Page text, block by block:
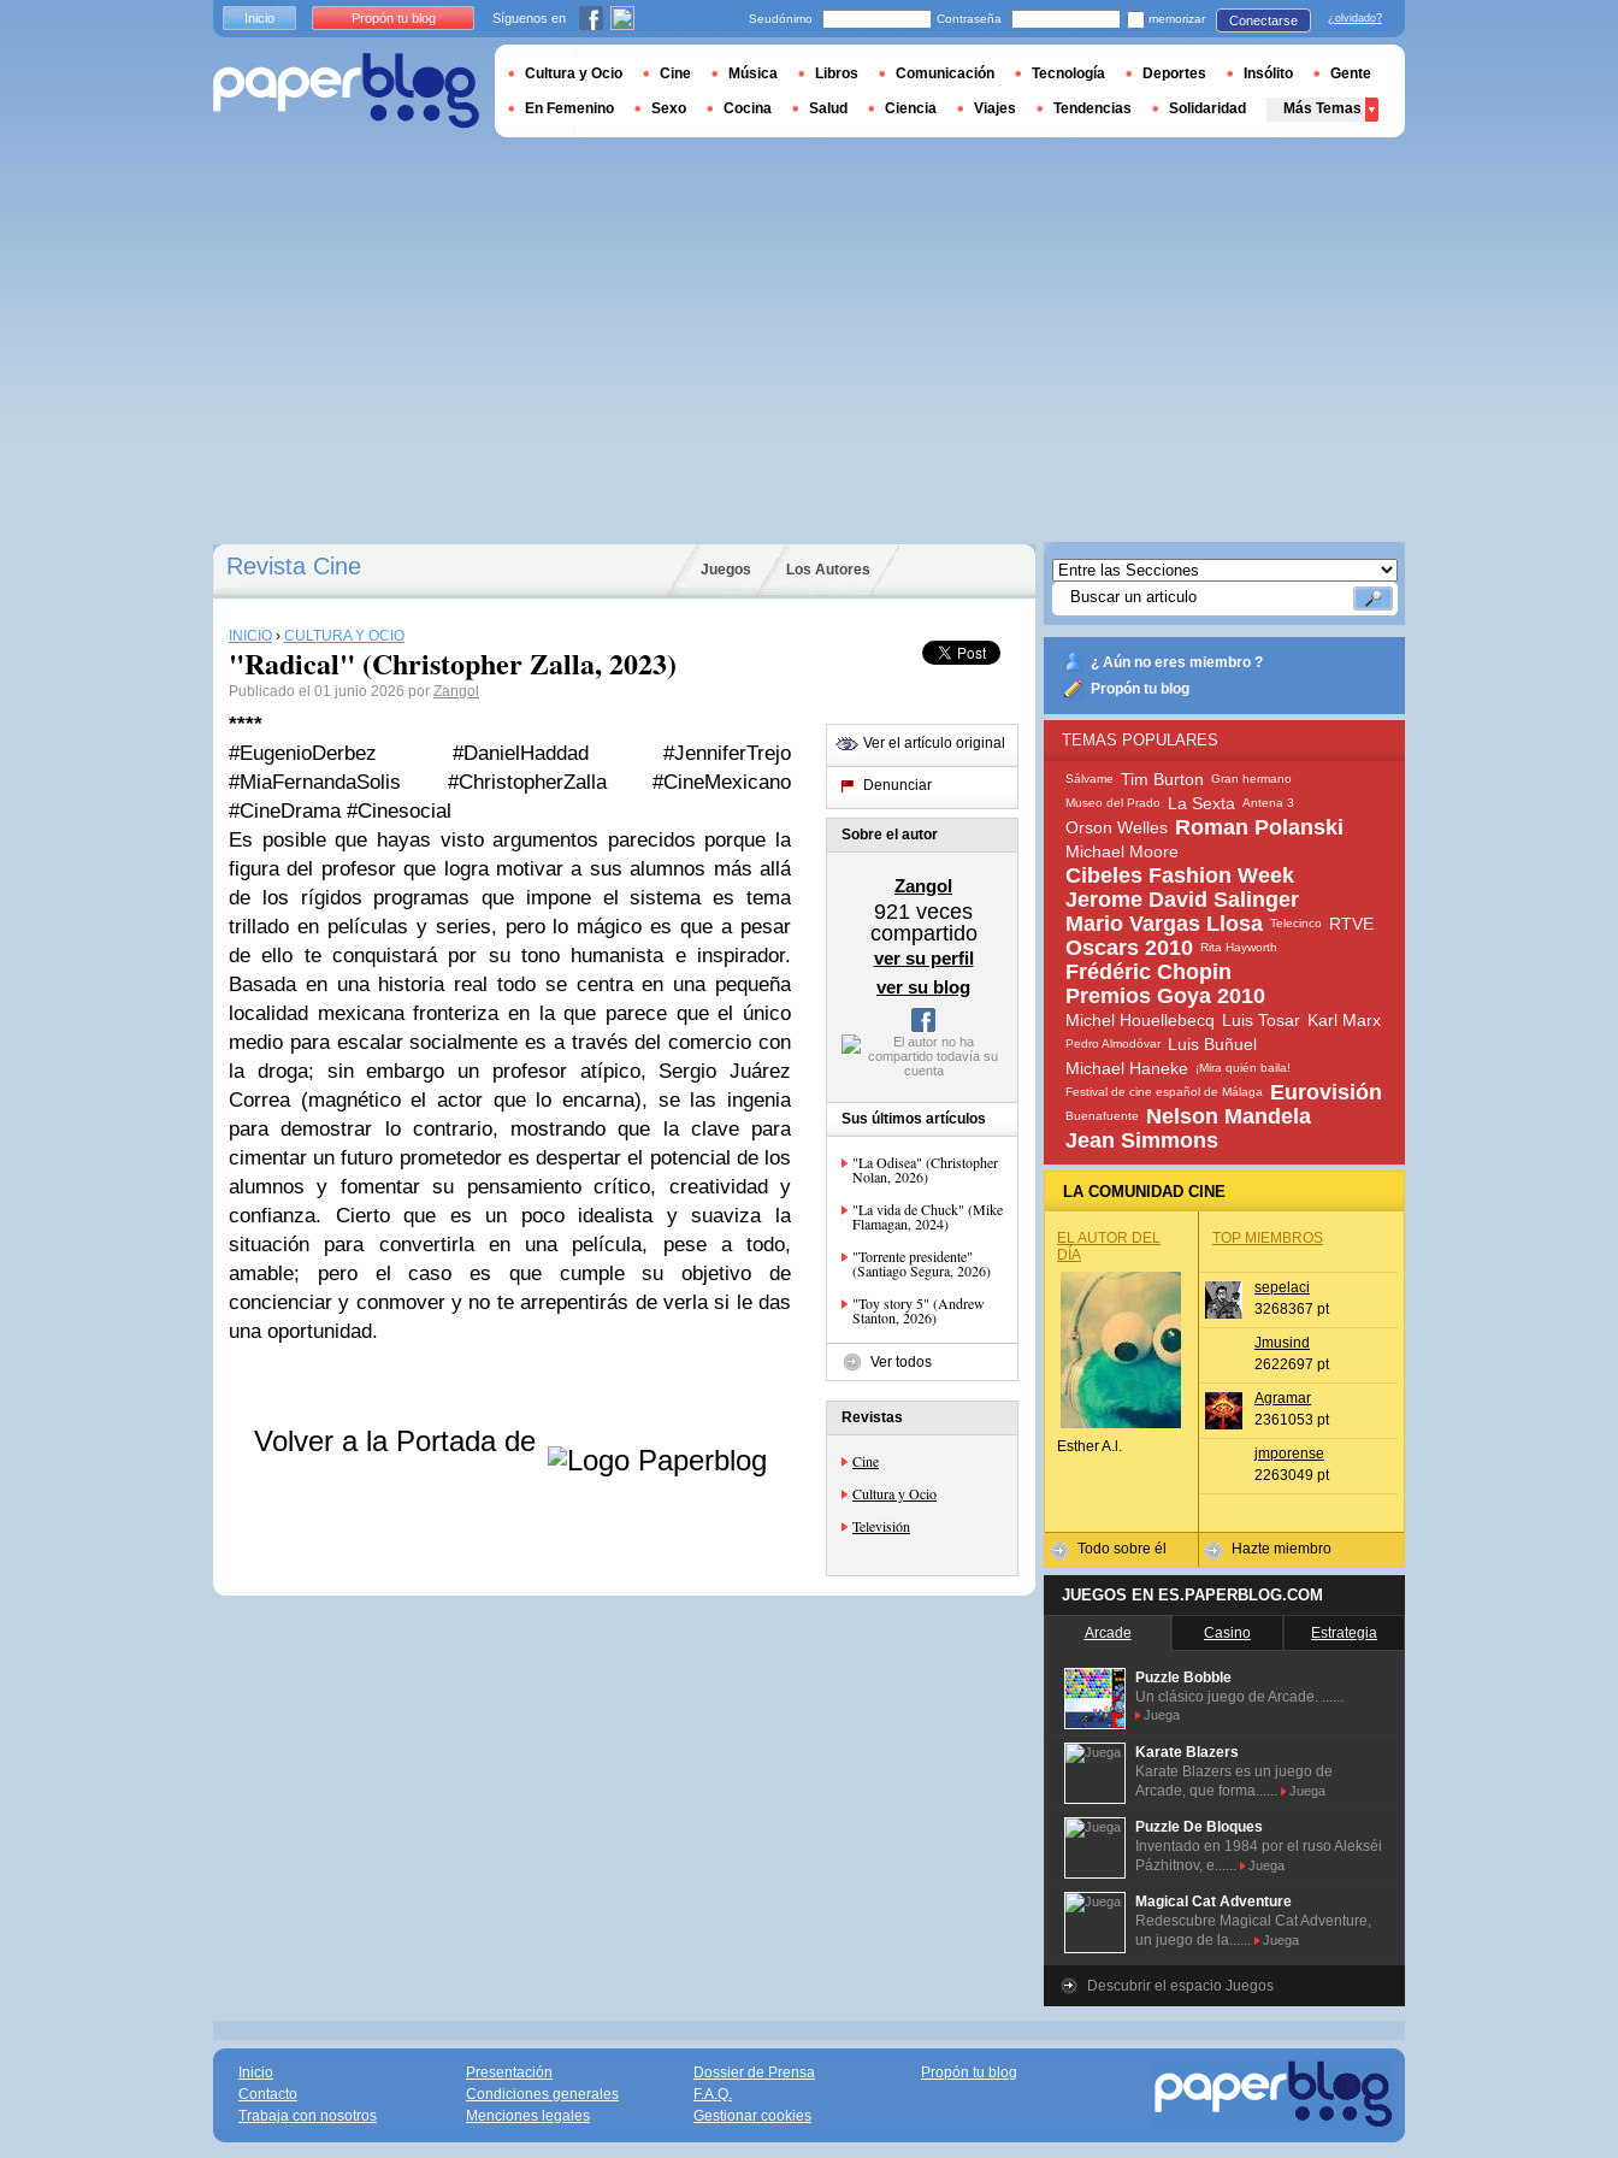
Revista Cine Juegos Los Autores
INICIO › CULTURA Y OCIO
"Radical" (Christopher Zalla, 2023)
Publicado el 01 junio 2026 por Zangol
****
#EugenioDerbez #DanielHaddad #JenniferTrejo
#MiaFernandaSolis #ChristopherZalla #CineMexicano
#CineDrama #Cinesocial
Es posible que hayas visto argumentos parecidos porque la
figura del profesor que logra motivar a sus alumnos más allá
de los rígidos programas que impone el sistema es tema
trillado en películas y series, pero lo mágico es que a pesar
de ello te conquistará por su tono humanista e inspirador.
Basada en una historia real todo se centra en una pequeña
localidad mexicana fronteriza en la que parece que el único
medio para escalar socialmente es a través del comercio con
la droga; sin embargo un profesor atípico, Sergio Juárez
Correa (magnético el actor que lo encarna), se las ingenia
para demostrar lo contrario, mostrando que la clave para
cimentar un futuro prometedor es despertar el potencial de los
alumnos y fomentar su pensamiento crítico, creatividad y
confianza. Cierto que es un poco idealista y suaviza la
situación para convertirla en una película, pese a todo,
amable; pero el caso es que cumple su objetivo de
concienciar y conmover y no te arrepentirás de verla si le das
una oportunidad.
Volver a la Portada de
Ver el artículo original
Denunciar
Sobre el autor
Zangol
921 veces
compartido
ver su perfil
ver su blog
Sus últimos artículos
"La Odisea" (Christopher
Nolan, 2026)
"La vida de Chuck" (Mike
Flamagan, 2024)
"Torrente presidente"
(Santiago Segura, 2026)
"Toy story 5" (Andrew
Stanton, 2026)
Ver todos
Revistas
Cine
Cultura y Ocio
Televisión
¿ Aún no eres miembro ?
Propón tu blog
TEMAS POPULARES
Sálvame Tim Burton
Gran hermano
Museo del Prado
La Sexta Antena 3
Orson Welles Roman Polanski
Michael Moore
Cibeles Fashion Week
Jerome David Salinger
Mario Vargas Llosa Telecinco RTVE
Oscars 2010 Rita Hayworth
Frédéric Chopin
Premios Goya 2010
Michel Houellebecq Luis Tosar Karl Marx
Pedro Almodóvar
Luis Buñuel
Michael Haneke
¡Mira quién baila!
Festival de cine español de Málaga
Eurovisión
Buenafuente
Nelson Mandela
Jean Simmons
LA COMUNIDAD CINE
EL AUTOR DEL
DÍA
Esther A.l.
Todo sobre él
TOP MIEMBROS
sepelaci
3268367 pt
Jmusind
2622697 pt
Agramar
2361053 pt
jmporense
2263049 pt
Hazte miembro
JUEGOS EN ES.PAPERBLOG.COM
Arcade Casino Estrategia
Puzzle Bobble
Un clásico juego de Arcade. ......
Juega
Karate Blazers
Karate Blazers es un juego de
Arcade, que forma......
Juega
Puzzle De Bloques
Inventado en 1984 por el ruso Alekséi
Pázhitnov, e......
Juega
Magical Cat Adventure
Redescubre Magical Cat Adventure,
un juego de la......
Juega
Descubrir el espacio Juegos
Inicio Propón tu blog Síguenos en Seudónimo Contraseña memorizar Conectarse ¿olvidado?
Cultura y Ocio Cine Música Libros Comunicación Tecnología Deportes Insólito Gente
En Femenino Sexo Cocina Salud Ciencia Viajes Tendencias Solidaridad Más Temas
Inicio
Contacto
Trabaja con nosotros
Presentación
Condiciones generales
Menciones legales
Dossier de Prensa
F.A.Q.
Gestionar cookies
Propón tu blog